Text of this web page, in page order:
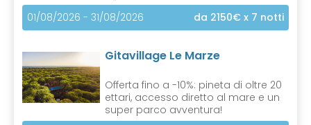
01/08/2026 - 31/08/2026
da 2150€ x 7 notti
Gitavillage Le Marze
Offerta fino a -10%: pineta di oltre 20
ettari, accesso diretto al mare e un
super parco avventura!